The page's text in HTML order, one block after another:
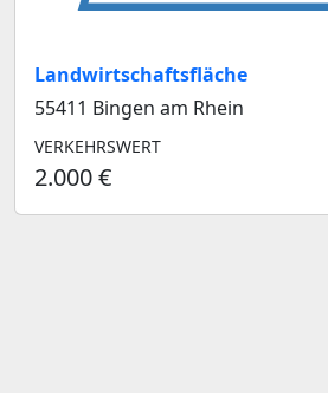
Landwirtschaftsfläche
55411 Bingen am Rhein
VERKEHRSWERT
2.000 €